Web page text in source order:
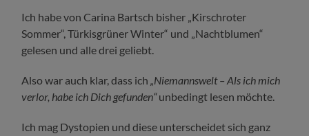
Ich habe von Carina Bartsch bisher „Kirschroter
Sommer“, Türkisgrüner Winter“ und „Nachtblumen“
gelesen und alle drei geliebt.
Also war auch klar, dass ich„Niemannswelt – Als ich mich
verlor, habe ich Dich gefunden“unbedingt lesen möchte.
Ich mag Dystopien und diese unterscheidet sich ganz